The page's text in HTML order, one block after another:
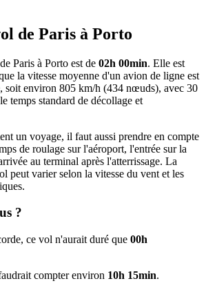
de Paris à Porto
Paris à Porto est de 02h 00min. Elle est
la vitesse moyenne d'un avion de ligne est
soit environ 805 km/h (434 nœuds), avec 30
temps standard de décollage et
un voyage, il faut aussi prendre en compte
de roulage sur l'aéroport, l'entrée sur la
au terminal après l'atterrissage. La
peut varier selon la vitesse du vent et les
?
ce vol n'aurait duré que 00h
compter environ 10h 15min.